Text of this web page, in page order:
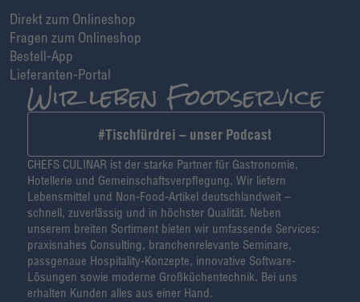
Direkt zum Onlineshop
Fragen zum Onlineshop
Bestell-App
Lieferanten-Portal
#Tischfürdrei – unser Podcast
CHEFS CULINAR ist der starke Partner für Gastronomie,
Hotellerie und Gemeinschaftsverpflegung. Wir liefern
Lebensmittel und Non-Food-Artikel deutschlandweit –
schnell, zuverlässig und in höchster Qualität. Neben
unserem breiten Sortiment bieten wir umfassende Services:
praxisnahes Consulting, branchenrelevante Seminare,
passgenaue Hospitality-Konzepte, innovative Software-
Lösungen sowie moderne Großküchentechnik. Bei uns
erhalten Kunden alles aus einer Hand.